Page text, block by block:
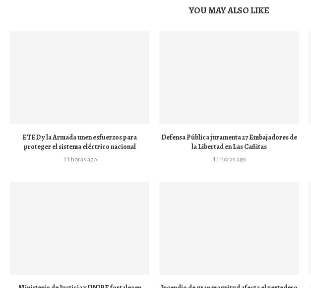
YOU MAY ALSO LIKE
ETED y la Armada unen esfuerzos para
proteger el sistema eléctrico nacional
11 horas ago
Defensa Pública juramenta 27 Embajadores de
la Libertad en Las Cañitas
11 horas ago